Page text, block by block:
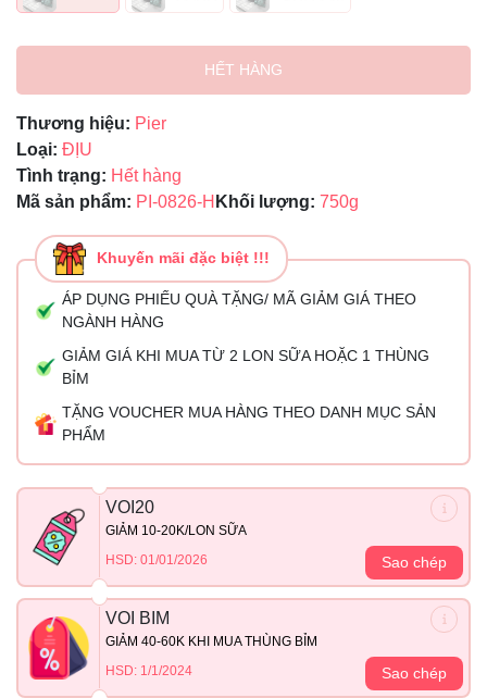
HẾT HÀNG
Thương hiệu: Pier
Loại: ĐỊU
Tình trạng: Hết hàng
Mã sản phẩm: PI-0826-H Khối lượng: 750g
Khuyến mãi đặc biệt !!!
ÁP DỤNG PHIẾU QUÀ TẶNG/ MÃ GIẢM GIÁ THEO
NGÀNH HÀNG
GIẢM GIÁ KHI MUA TỪ 2 LON SỮA HOẶC 1 THÙNG
BỈM
TẶNG VOUCHER MUA HÀNG THEO DANH MỤC SẢN
PHẨM
VOI20
GIẢM 10-20K/LON SỮA
HSD: 01/01/2026
Sao chép
VOI BIM
GIẢM 40-60K KHI MUA THÙNG BỈM
HSD: 1/1/2024
Sao chép